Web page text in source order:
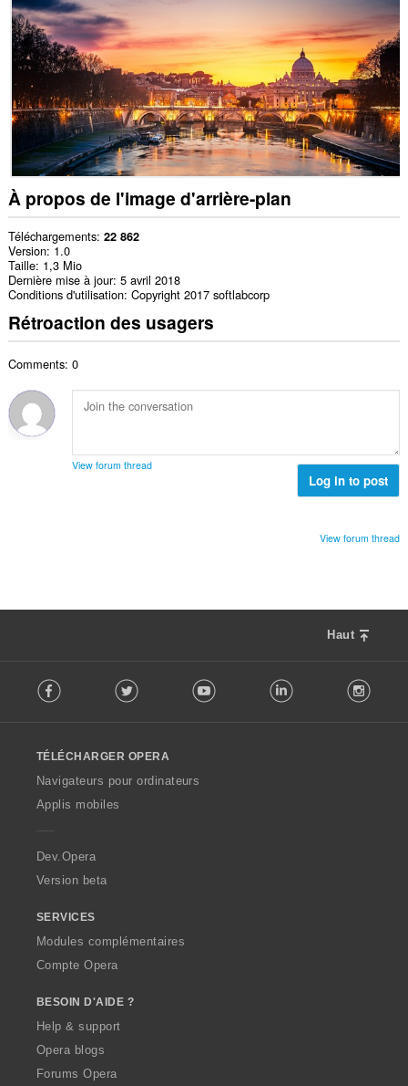
À propos de l'image d'arrière-plan
Téléchargements 22 862
Version 1.0
Taille 1,3 Mio
Dernière mise à jour 5 avril 2018
Conditions d'utilisation Copyright 2017 softlabcorp
Rétroaction des usagers
Comments: 0
View forum thread
Log in to post
View forum thread
Haut
o
w
O
p
a
Facebook Twitter Youtube LinkedIn
TÉLÉCHARGER OPERA
Navigateurs pour ordinateurs
Applis mobiles
Dev.Opera
Version beta
SERVICES
Modules complémentaires
Compte Opera
BESOIN D'AIDE ?
Help & support
Opera blogs
Forums Opera